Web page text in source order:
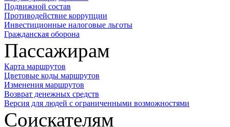
Подвижной состав
Противодействие коррупции
Инвестиционные налоговые льготы
Гражданская оборона
Пассажирам
Карта маршрутов
Цветовые коды маршрутов
Изменения маршрутов
Возврат денежных средств
Версия для людей с ограниченными возможностями
Соискателям